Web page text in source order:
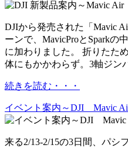
DJIから発売された「Mavic
ーンで、MavicProとSparkの
に加わりました。 折りたた
体にもかかわらず。3軸ジン
続きを読む・・・
イベント案内～DJI Mavic
来る2/13-2/15の3日間、パシ